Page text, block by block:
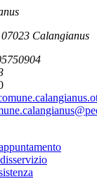
Calangianus